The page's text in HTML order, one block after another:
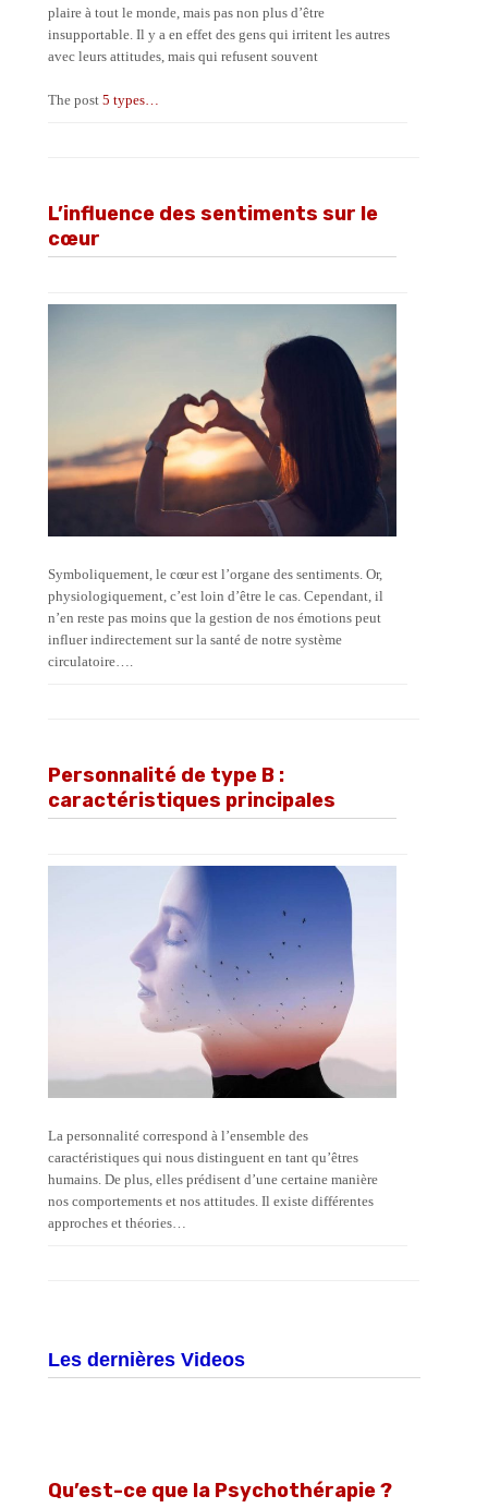
plaire à tout le monde, mais pas non plus d’être
insupportable. Il y a en effet des gens qui irritent les autres
avec leurs attitudes, mais qui refusent souvent
The post5 types…
L’influence des sentiments sur le
cœur
Symboliquement, le cœur est l’organe des sentiments. Or,
physiologiquement, c’est loin d’être le cas. Cependant, il
n’en reste pas moins que la gestion de nos émotions peut
influer indirectement sur la santé de notre système
circulatoire….
Personnalité de type B :
caractéristiques principales
La personnalité correspond à l’ensemble des
caractéristiques qui nous distinguent en tant qu’êtres
humains. De plus, elles prédisent d’une certaine manière
nos comportements et nos attitudes. Il existe différentes
approches et théories…
Les dernières Videos
Qu’est-ce que la Psychothérapie ?